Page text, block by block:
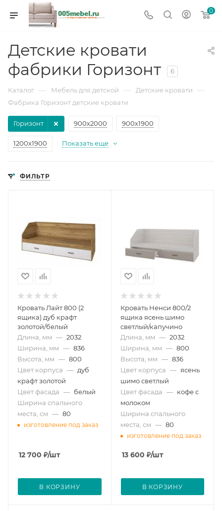
0
Детские кровати
фабрики Горизонт
6
Каталог — Мебель для детской — Детские кровати —
Фабрика Горизонт детские кровати
900х2000 900х1900
1200х1900
Горизонт
Показать еще
ФИЛЬТР
Кровать Лайт 800 (2
ящика) дуб крафт
золотой/белый
Длина, мм — 2032
Ширина, мм — 836
Высота, мм — 800
Цвет корпуса — дуб
крафт золотой
Цвет фасада — белый
Ширина спального
места, см — 80
изготовление под заказ
12 700 ₽/шт
В КОРЗИНУ
Кровать Ненси 800/2
ящика ясень шимо
светлый/капучино
Длина, мм — 2032
Ширина, мм — 800
Высота, мм — 836
Цвет корпуса — ясень
шимо светлый
Цвет фасада — кофе с
молоком
Ширина спального
места, см — 80
изготовление под заказ
13 600 ₽/шт
В КОРЗИНУ